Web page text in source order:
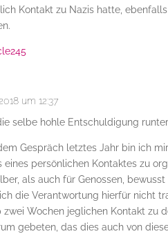
Kontakt zu Nazis hatte,
um 12:37
selbe hohle Entschuldigung
Gespräch letztes Jahr bin ich
eines persönlichen Kontaktes zu
als auch für Genossen,
die Verantwortung hierfür nicht
zwei Wochen jeglichen Kontakt zu
gebeten, das dies auch von